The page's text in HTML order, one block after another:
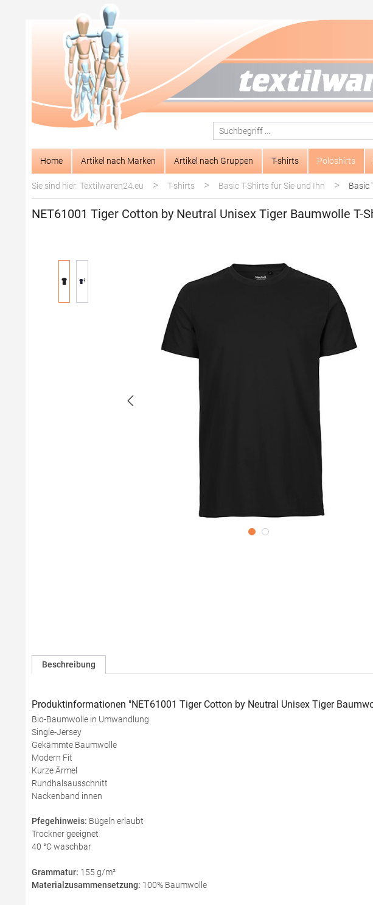
Zur Hauptnavigation springen
Home Artikel nach Marken Artikel nach Gruppen T-shirts Poloshirts
Sie sind hier: Textilwaren24.eu > T-shirts > Basic T-Shirts für Sie und Ihn > Basic
NET61001 Tiger Cotton by Neutral Unisex Tiger Baumwolle T-
Beschreibung
Produktinformationen "NET61001 Tiger Cotton by Neutral Unisex Tiger
Bio-Baumwolle in Umwandlung
Single-Jersey
Gekämmte Baumwolle
Modern Fit
Kurze Ärmel
Rundhalsausschnitt
Nackenband innen
Pfegehinweis: Bügeln erlaubt
Trockner geeignet
40 °C waschbar
Grammatur: 155 g/m²
Materialzusammensetzung: 100% Baumwolle